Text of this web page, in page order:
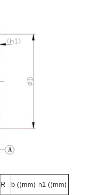
R b ((mm) h1 ((mm)